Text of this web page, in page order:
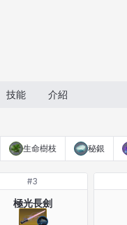
技能 介紹
生命樹枝 秘銀
#3
極光長劍